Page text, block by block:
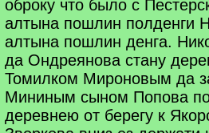
оброку что было с
алтына пошлин полденги
алтына пошлин денга.
да Ондреянова стану
Томилком Мироновым да
Мининым сыном Попова
деревнею от берегу к